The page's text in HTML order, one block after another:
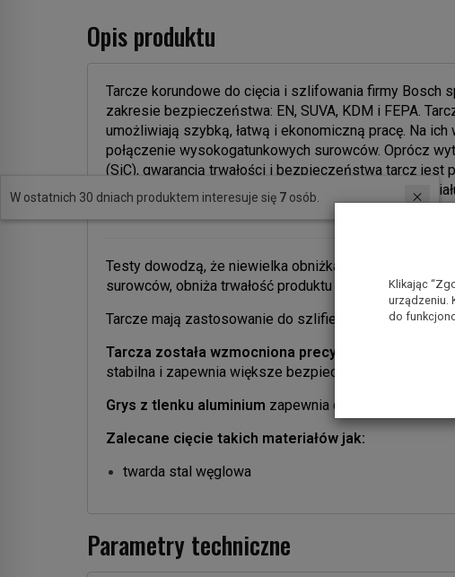
Opis produktu
Tarcze korundowe do cięcia i szlifowania firmy Bosch
zakresie bezpieczeństwa: EN, SUVA, KDM i FEPA.
umożliwiają szybką, łatwą i ekonomiczną pracę. Na
połączenie wysokogatunkowych surowców. Oprócz
(SiC), gwarancją trwałości i bezpieczeństwa tarcz
jednorodna mieszanina wysokowartościowego
trzema warstwami z włókna szklanego.
Testy dowodzą, że niewielka obniżka ceny wynikająca
surowców, obniża trwałość produktu nawet o połowę.
Tarcze mają zastosowanie do szlifierek kątowych
Tarcza została wzmocniona precyzyjnie wykonaną
stabilna i zapewnia większe bezpieczeństwo podczas
Grys z tlenku aluminium zapewnia długotrwałą
Zalecane cięcie takich materiałów jak:
twarda stal węglowa
Parametry techniczne
W ostatnich 30 dniach produktem interesuje się 7 osób.
Klikając
urządzeniu.
do